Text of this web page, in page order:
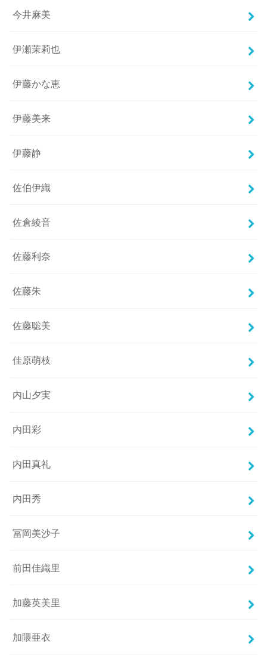
今井麻美
伊瀬茉莉也
伊藤かな恵
伊藤美来
伊藤静
佐伯伊織
佐倉綾音
佐藤利奈
佐藤朱
佐藤聡美
佳原萌枝
内山夕実
内田彩
内田真礼
内田秀
冨岡美沙子
前田佳織里
加藤英美里
加隈亜衣